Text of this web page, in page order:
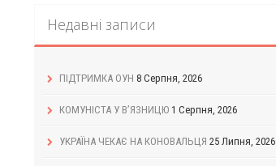
Недавні записи
ПІДТРИМКА ОУН 8 Серпня, 2026
КОМУНІСТА У В’ЯЗНИЦЮ 1 Серпня, 2026
УКРАЇНА ЧЕКАЄ НА КОНОВАЛЬЦЯ 25 Липня, 2026